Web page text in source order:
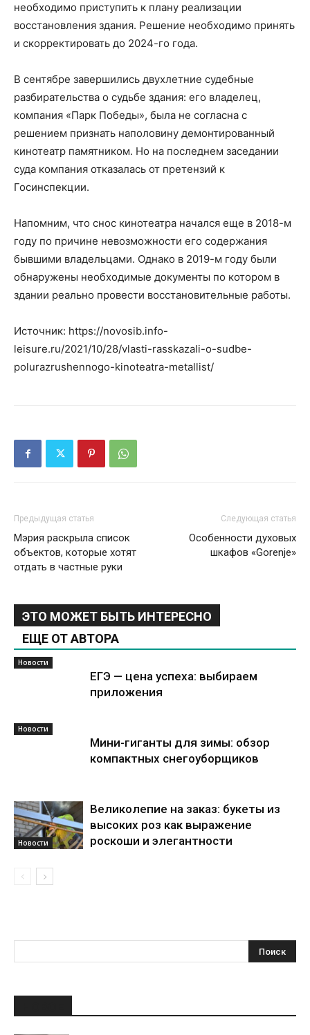
необходимо приступить к плану реализации
восстановления здания. Решение необходимо принять
и скорректировать до 2024-го года.
В сентябре завершились двухлетние судебные
разбирательства о судьбе здания: его владелец,
компания «Парк Победы», была не согласна с
решением признать наполовину демонтированный
кинотеатр памятником. Но на последнем заседании
суда компания отказалась от претензий к
Госинспекции.
Напомним, что снос кинотеатра начался еще в 2018-м
году по причине невозможности его содержания
бывшими владельцами. Однако в 2019-м году были
обнаружены необходимые документы по котором в
здании реально провести восстановительные работы.
Источник: https://novosib.info-
leisure.ru/2021/10/28/vlasti-rasskazali-o-sudbe-
polurazrushennogo-kinoteatra-metallist/
Предыдущая статья
Мэрия раскрыла список
объектов, которые хотят
отдать в частные руки
Следующая статья
Особенности духовых
шкафов «Gorenje»
ЭТО МОЖЕТ БЫТЬ ИНТЕРЕСНО
ЕЩЕ ОТ АВТОРА
Новости
ЕГЭ — цена успеха: выбираем
приложения
Новости
Мини-гиганты для зимы: обзор
компактных снегоуборщиков
Новости
Великолепие на заказ: букеты из
высоких роз как выражение
роскоши и элегантности